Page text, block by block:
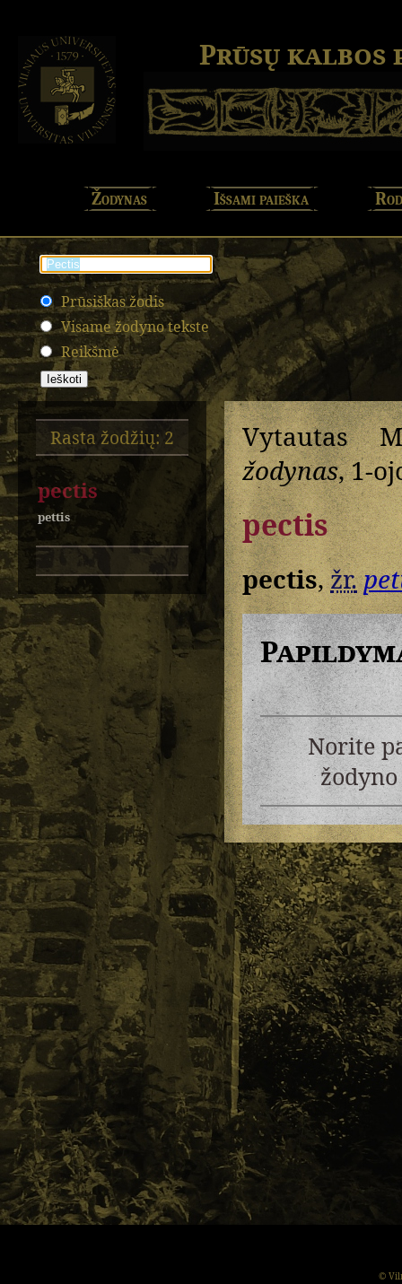
Prūsų kalbos
Žodynas Išsami paieška
Prūsiškas žodis
Visame žodyno tekste
Reikšmė
Rasta žodžių: 2
pectis
pettis
Vytautas
žodynas, 1-
pectis
pectis,žr.
Norite
©